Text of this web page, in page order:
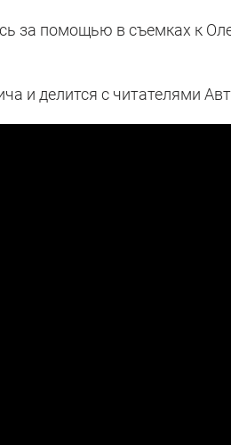
за помощью в съемках к
и делится с читателями